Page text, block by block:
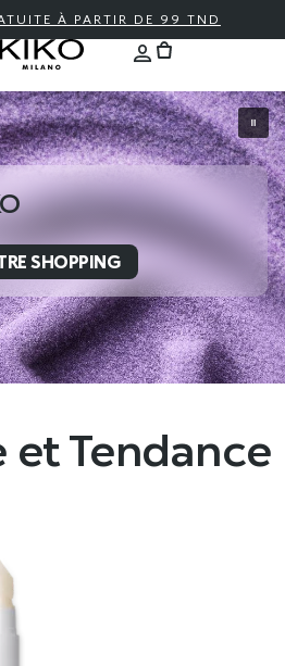
À PARTIR DE 99 TND
SHOPPING
et Tendance